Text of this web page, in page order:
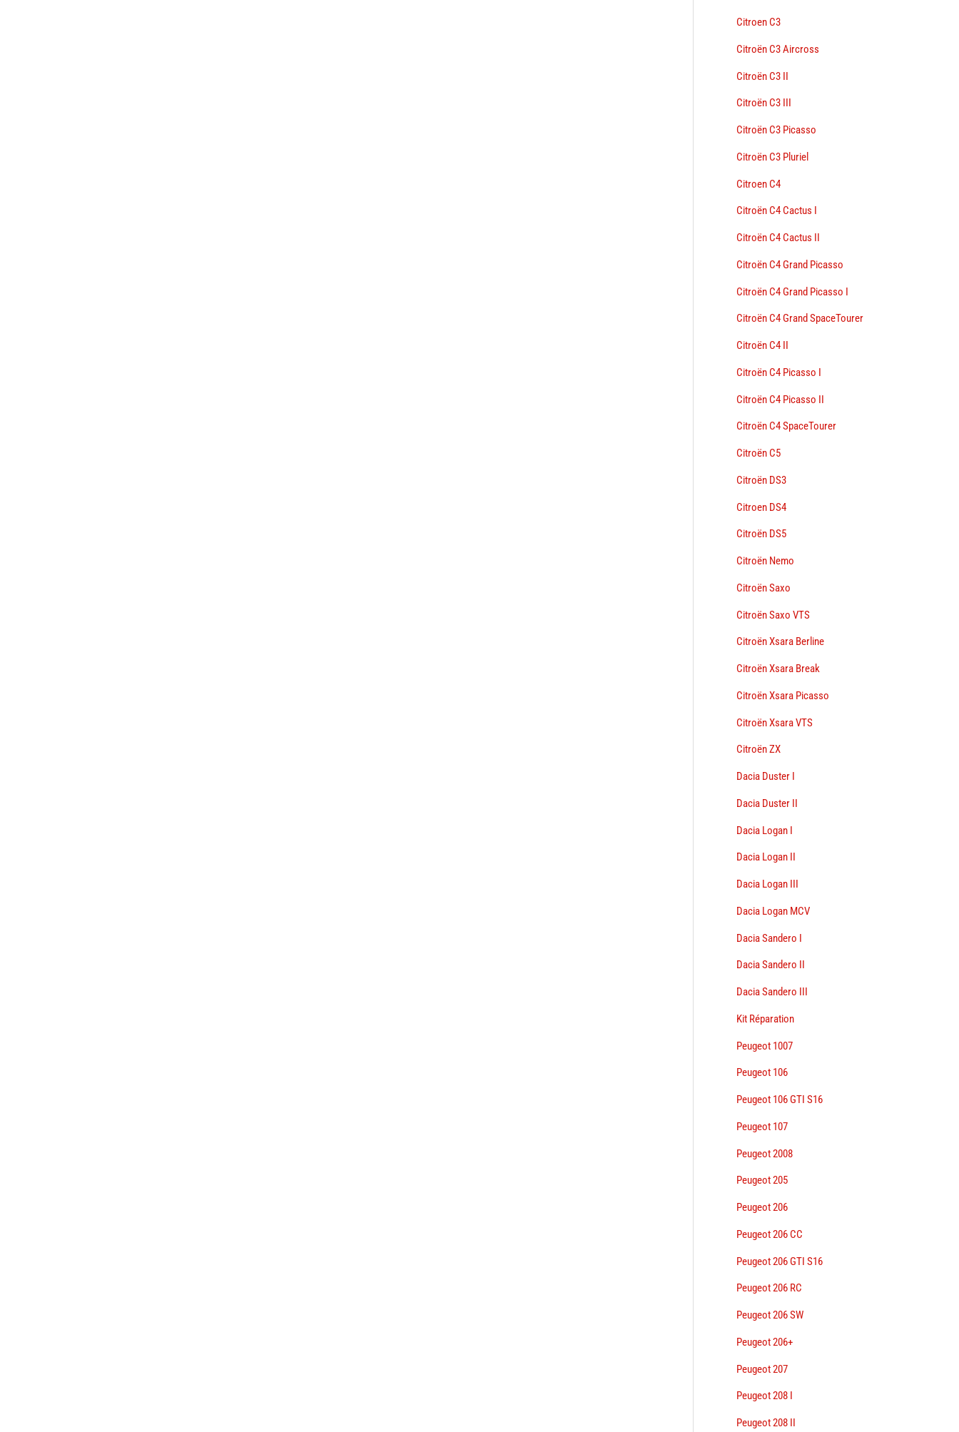
Citroen C3
Citroën C3 Aircross
Citroën C3 II
Citroën C3 III
Citroën C3 Picasso
Citroën C3 Pluriel
Citroen C4
Citroën C4 Cactus I
Citroën C4 Cactus II
Citroën C4 Grand Picasso
Citroën C4 Grand Picasso I
Citroën C4 Grand SpaceTourer
Citroën C4 II
Citroën C4 Picasso I
Citroën C4 Picasso II
Citroën C4 SpaceTourer
Citroën C5
Citroën DS3
Citroen DS4
Citroën DS5
Citroën Nemo
Citroën Saxo
Citroën Saxo VTS
Citroën Xsara Berline
Citroën Xsara Break
Citroën Xsara Picasso
Citroën Xsara VTS
Citroën ZX
Dacia Duster I
Dacia Duster II
Dacia Logan I
Dacia Logan II
Dacia Logan III
Dacia Logan MCV
Dacia Sandero I
Dacia Sandero II
Dacia Sandero III
Kit Réparation
Peugeot 1007
Peugeot 106
Peugeot 106 GTI S16
Peugeot 107
Peugeot 2008
Peugeot 205
Peugeot 206
Peugeot 206 CC
Peugeot 206 GTI S16
Peugeot 206 RC
Peugeot 206 SW
Peugeot 206+
Peugeot 207
Peugeot 208 I
Peugeot 208 II